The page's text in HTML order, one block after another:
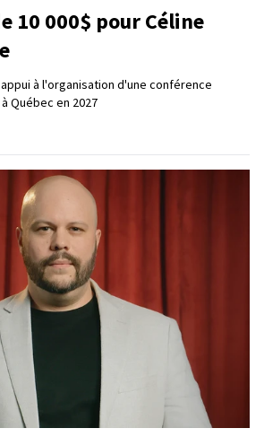
10 000$ pour Céline
à l'organisation d'une conférence
Québec en 2027